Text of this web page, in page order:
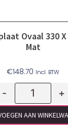
Ovaal 330
Mat
€148.70 Incl. BTW
- +
AAN